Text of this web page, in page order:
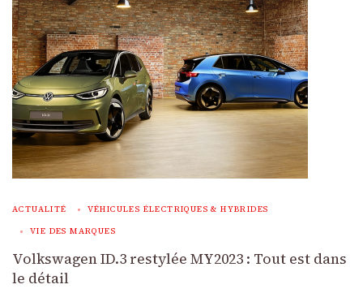
ACTUALITÉ VÉHICULES ÉLECTRIQUES & HYBRIDES
VIE DES MARQUES
Volkswagen ID.3 restylée MY2023 : Tout est dans
le détail